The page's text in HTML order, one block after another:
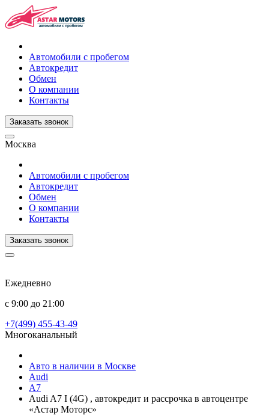
Автомобили с пробегом
Автокредит
Обмен
О компании
Контакты
Заказать звонок
Москва
Автомобили с пробегом
Автокредит
Обмен
О компании
Контакты
Заказать звонок
Ежедневно
с 9:00 до 21:00
+7(499) 455-43-49
Многоканальный
Авто в наличии в Москве
Audi
A7
Audi A7 I (4G) , автокредит и рассрочка в автоцентре
«Астар Моторс»